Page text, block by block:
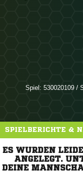
Spiel: 530020109 /
SPIELBERICHTE &
ES WURDEN
ANGELEGT.
DEINE